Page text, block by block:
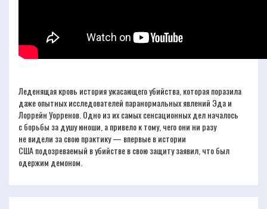
Леденящая кровь история ужасающего убийства, которая поразила
даже опытных исследователей паранормальных явлений Эда и
Лоррейн Уорренов. Одно из их самых сенсационных дел началось
с борьбы за душу юноши, а привело к тому, чего они ни разу
не видели за свою практику — впервые в истории
США подозреваемый в убийстве в свою защиту заявил, что был
одержим демоном.